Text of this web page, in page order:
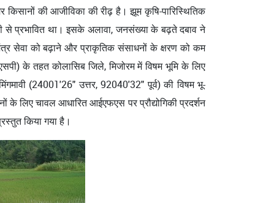
किसानों की आजीविका की रीढ़ है। झूम कृषि-पारिस्थितिक
प्रभावित था। इसके अलावा, जनसंख्या के बढ़ते दबाव ने
सेवा को बढ़ाने और प्राकृतिक संसाधनों के क्षरण को कम
के तहत कोलासिब जिले, मिजोरम में विषम भूमि के लिए
(24001'26" उत्तर, 92040'32" पूर्व) की विषम भू-
के लिए चावल आधारित आईएफएस पर प्रौद्योगिकी प्रदर्शन
किया गया है।